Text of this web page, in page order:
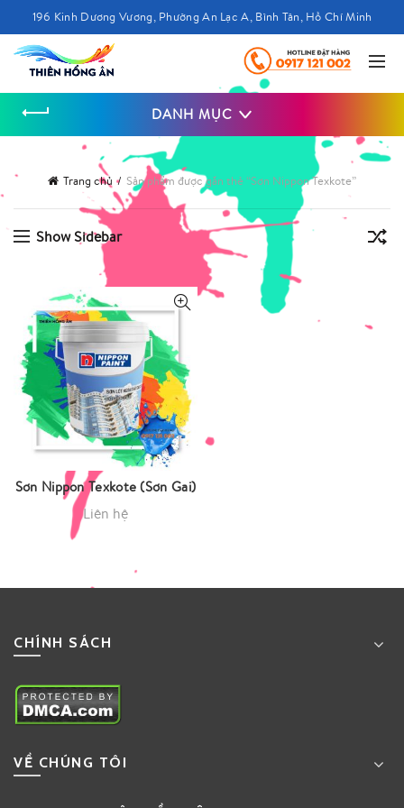
196 Kinh Dương Vương, Phường An Lạc A, Bình Tân, Hồ Chí Minh
DANH MỤC
Trang chủ Sản phẩm được gắn thẻ “Sơn Nippon Texkote”
Show Sidebar
Sơn Nippon Texkote (Sơn Gai)
Liên hệ
CHÍNH SÁCH
VỀ CHÚNG TÔI